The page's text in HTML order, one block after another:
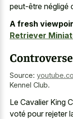
peut-être négligé
A fresh
Retriever
Source:
Kennel Club.
Le Cavalier King
voté pour rejeter